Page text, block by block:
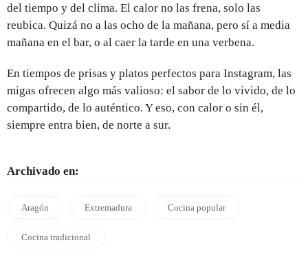
del tiempo y del clima. El calor no las frena, solo las
reubica. Quizá no a las ocho de la mañana, pero sí a media
mañana en el bar, o al caer la tarde en una verbena.
En tiempos de prisas y platos perfectos para Instagram, las
migas ofrecen algo más valioso: el sabor de lo vivido, de lo
compartido, de lo auténtico. Y eso, con calor o sin él,
siempre entra bien, de norte a sur.
Archivado en:
Aragón Extremadura Cocina popular
Cocina tradicional